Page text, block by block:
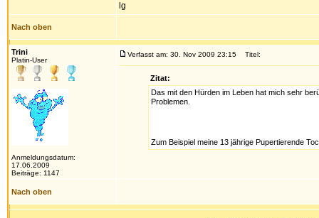
lg
Nach oben
Trini
Platin-User
Anmeldungsdatum:
17.06.2009
Beiträge: 1147
Verfasst am: 30. Nov 2009 23:15 Titel:
Zitat:
Das mit den Hürden im Leben hat mich sehr
Problemen.
Zum Beispiel meine 13 jährige Pupertierende
Nach oben